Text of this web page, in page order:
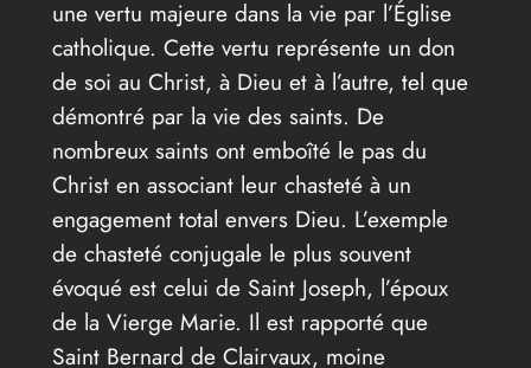
une vertu majeure dans la vie par l’Église
catholique. Cette vertu représente un don
de soi au Christ, à Dieu et à l’autre, tel que
démontré par la vie des saints. De
nombreux saints ont emboîté le pas du
Christ en associant leur chasteté à un
engagement total envers Dieu. L’exemple
de chasteté conjugale le plus souvent
évoqué est celui de Saint Joseph, l’époux
de la Vierge Marie. Il est rapporté que
Saint Bernard de Clairvaux, moine